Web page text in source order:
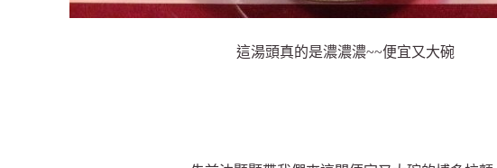
這湯頭真的是濃濃濃~~便宜又大碗